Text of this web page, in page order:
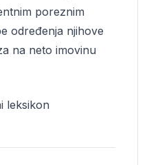
poreznim
određenja njihove
na neto imovinu
leksikon